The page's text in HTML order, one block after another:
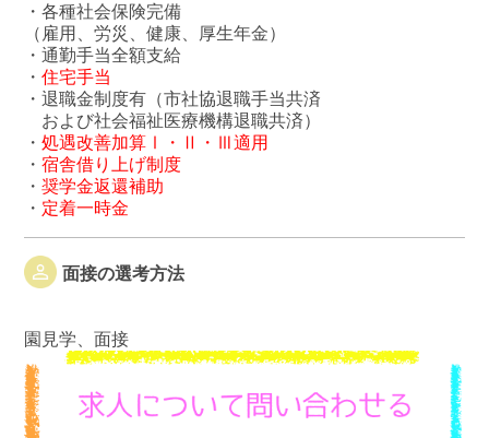
・各種社会保険完備
（雇用、労災、健康、厚生年金）
・通勤手当全額支給
・ 住宅手当
・退職金制度有（市社協退職手当共済
および社会福祉医療機構退職共済）
・ 処遇改善加算Ⅰ・Ⅱ・Ⅲ適用
・ 宿舎借り上げ制度
・ 奨学金返還補助
・ 定着一時金
面接の選考方法
園見学、面接